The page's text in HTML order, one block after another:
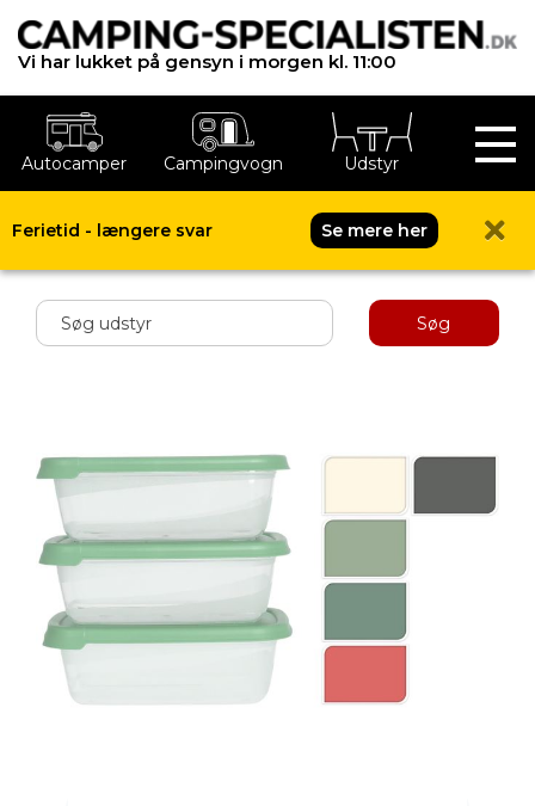
Vi har lukket på gensyn i morgen kl. 11:00
Autocamper Campingvogn Udstyr
Ferietid - længere svar
Se mere her
Søg